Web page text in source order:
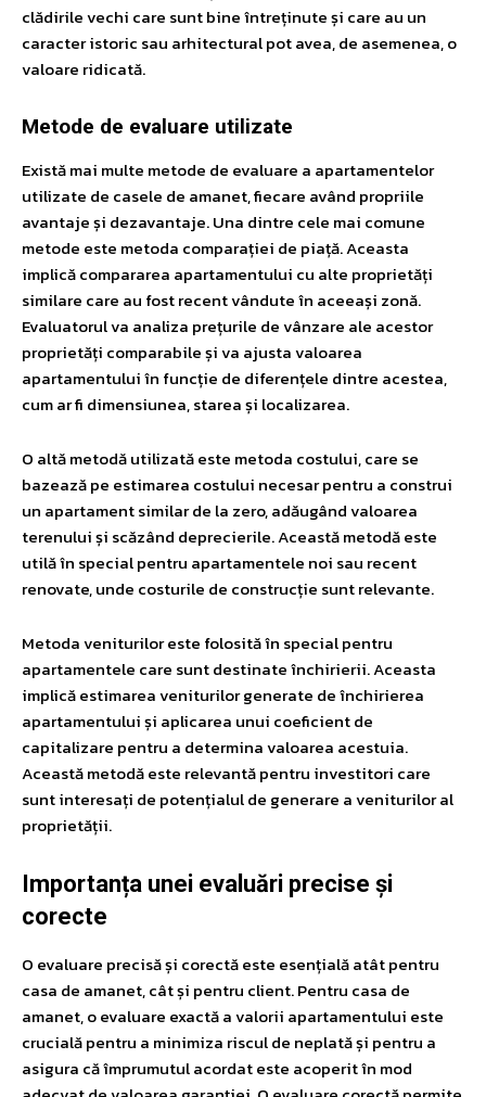
clădirile vechi care sunt bine întreținute și care au un
caracter istoric sau arhitectural pot avea, de asemenea, o
valoare ridicată.
Metode de evaluare utilizate
Există mai multe metode de evaluare a apartamentelor
utilizate de casele de amanet, fiecare având propriile
avantaje și dezavantaje. Una dintre cele mai comune
metode este metoda comparației de piață. Aceasta
implică compararea apartamentului cu alte proprietăți
similare care au fost recent vândute în aceeași zonă.
Evaluatorul va analiza prețurile de vânzare ale acestor
proprietăți comparabile și va ajusta valoarea
apartamentului în funcție de diferențele dintre acestea,
cum ar fi dimensiunea, starea și localizarea.
O altă metodă utilizată este metoda costului, care se
bazează pe estimarea costului necesar pentru a construi
un apartament similar de la zero, adăugând valoarea
terenului și scăzând deprecierile. Această metodă este
utilă în special pentru apartamentele noi sau recent
renovate, unde costurile de construcție sunt relevante.
Metoda veniturilor este folosită în special pentru
apartamentele care sunt destinate închirierii. Aceasta
implică estimarea veniturilor generate de închirierea
apartamentului și aplicarea unui coeficient de
capitalizare pentru a determina valoarea acestuia.
Această metodă este relevantă pentru investitori care
sunt interesați de potențialul de generare a veniturilor al
proprietății.
Importanța unei evaluări precise și
corecte
O evaluare precisă și corectă este esențială atât pentru
casa de amanet, cât și pentru client. Pentru casa de
amanet, o evaluare exactă a valorii apartamentului este
crucială pentru a minimiza riscul de neplată și pentru a
asigura că împrumutul acordat este acoperit în mod